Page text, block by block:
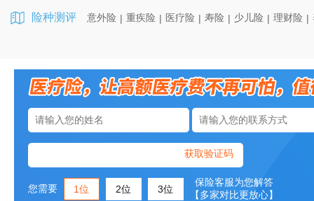
险种测评 意外险 | 重疾险 | 医疗险 | 寿险 | 少儿险 | 理财险 |
获取验证码
您需要 1位 2位 3位
保险客服为您解答
【多家对比更放心】